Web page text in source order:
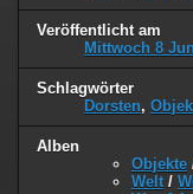
Veröffentlicht am
Mittwoch 8
Schlagwörter
Dorsten,
Alben
Objekte
Welt /